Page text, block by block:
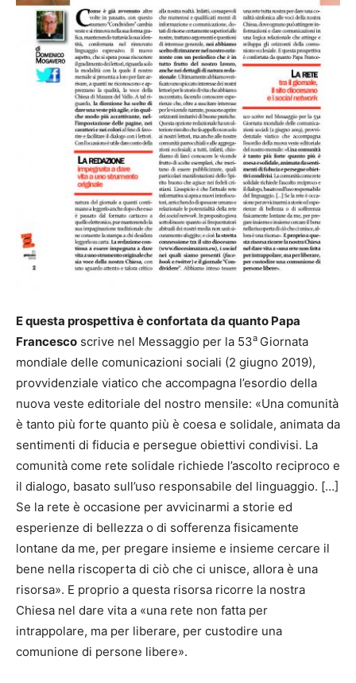
E questa prospettiva è confortata da quanto Papa
Francesco scrive nel Messaggio per la 53a Giornata
mondiale delle comunicazioni sociali (2 giugno 2019),
provvidenziale viatico che accompagna l’esordio della
nuova veste editoriale del nostro mensile: «Una comunità
è tanto più forte quanto più è coesa e solidale, animata da
sentimenti di fiducia e persegue obiettivi condivisi. La
comunità come rete solidale richiede l’ascolto reciproco e
il dialogo, basato sull’uso responsabile del linguaggio. […]
Se la rete è occasione per avvicinarmi a storie ed
esperienze di bellezza o di sofferenza fisicamente
lontane da me, per pregare insieme e insieme cercare il
bene nella riscoperta di ciò che ci unisce, allora è una
risorsa». E proprio a questa risorsa ricorre la nostra
Chiesa nel dare vita a «una rete non fatta per
intrappolare, ma per liberare, per custodire una
comunione di persone libere».